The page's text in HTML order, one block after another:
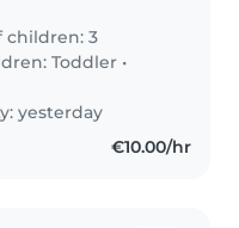
Lada is taking
Originally we are
and live..
children: 3
Toddler •
yesterday
€10.00/hr